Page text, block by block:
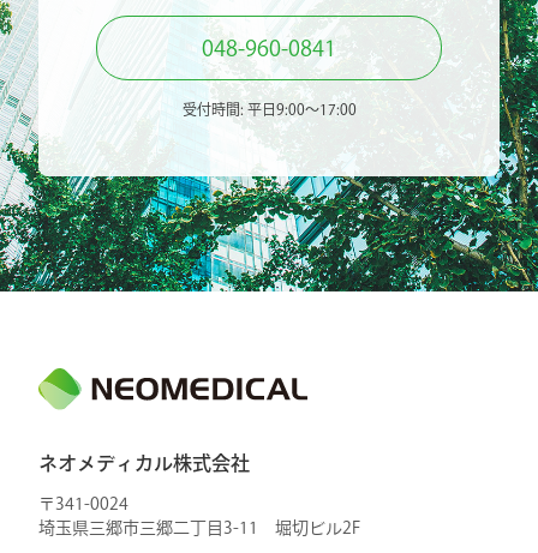
048-960-0841
受付時間: 平日9:00〜17:00
ネオメディカル株式会社
〒341-0024
埼玉県三郷市三郷二丁目3-11 堀切ビル2F